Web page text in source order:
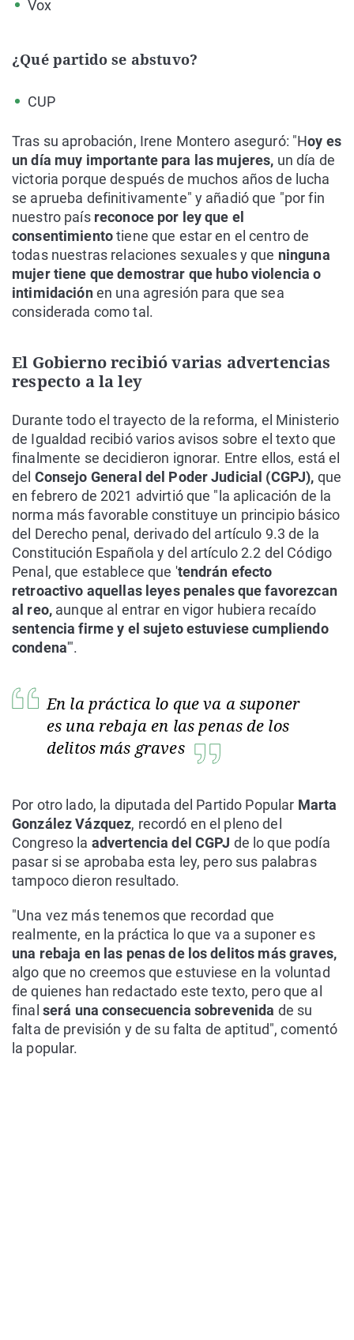
Vox
¿Qué partido se abstuvo?
CUP
Tras su aprobación, Irene Montero aseguró: "Hoy es
un día muy importante para las mujeres, un día de
victoria porque después de muchos años de lucha
se aprueba definitivamente" y añadió que "por fin
nuestro país reconoce por ley que el
consentimientotiene que estar en el centro de
todas nuestras relaciones sexuales y que ninguna
mujer tiene que demostrar que hubo violencia o
intimidaciónen una agresión para que sea
considerada como tal.
El Gobierno recibió varias advertencias
respecto a la ley
Durante todo el trayecto de la reforma, el Ministerio
de Igualdad recibió varios avisos sobre el texto que
finalmente se decidieron ignorar. Entre ellos, está el
del Consejo General del Poder Judicial (CGPJ), que
en febrero de 2021 advirtió que "la aplicación de la
norma más favorable constituye un principio básico
del Derecho penal, derivado del artículo 9.3 de la
Constitución Española y del artículo 2.2 del Código
Penal, que establece que 'tendrán efecto
retroactivo aquellas leyes penales que favorezcan
al reo,aunque al entrar en vigor hubiera recaído
sentencia firme y el sujeto estuviese cumpliendo
condena'".
En la práctica lo que va a suponer
es una rebaja en las penas de los
delitos más graves
Por otro lado, la diputada del Partido Popular Marta
González Vázquez, recordó en el pleno del
Congreso la advertencia del CGPJ de lo que podía
pasar si se aprobaba esta ley, pero sus palabras
tampoco dieron resultado.
"Una vez más tenemos que recordad que
realmente, en la práctica lo que va a suponer es
una rebaja en las penas de los delitos más graves,
algo que no creemos que estuviese en la voluntad
de quienes han redactado este texto, pero que al
final será una consecuencia sobrevenida de su
falta de previsión y de su falta de aptitud", comentó
la popular.